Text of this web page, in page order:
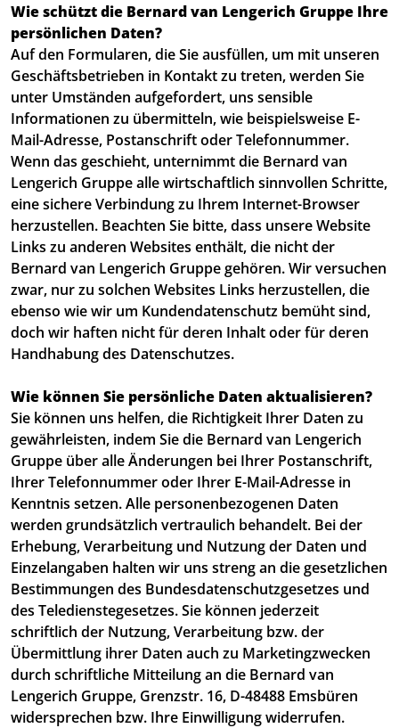
Wie schützt die Bernard van Lengerich Gruppe Ihre
persönlichen Daten?
Auf den Formularen, die Sie ausfüllen, um mit unseren
Geschäftsbetrieben in Kontakt zu treten, werden Sie
unter Umständen aufgefordert, uns sensible
Informationen zu übermitteln, wie beispielsweise E-
Mail-Adresse, Postanschrift oder Telefonnummer.
Wenn das geschieht, unternimmt die Bernard van
Lengerich Gruppe alle wirtschaftlich sinnvollen Schritte,
eine sichere Verbindung zu Ihrem Internet-Browser
herzustellen. Beachten Sie bitte, dass unsere Website
Links zu anderen Websites enthält, die nicht der
Bernard van Lengerich Gruppe gehören. Wir versuchen
zwar, nur zu solchen Websites Links herzustellen, die
ebenso wie wir um Kundendatenschutz bemüht sind,
doch wir haften nicht für deren Inhalt oder für deren
Handhabung des Datenschutzes.
Wie können Sie persönliche Daten aktualisieren?
Sie können uns helfen, die Richtigkeit Ihrer Daten zu
gewährleisten, indem Sie die Bernard van Lengerich
Gruppe über alle Änderungen bei Ihrer Postanschrift,
Ihrer Telefonnummer oder Ihrer E-Mail-Adresse in
Kenntnis setzen. Alle personenbezogenen Daten
werden grundsätzlich vertraulich behandelt. Bei der
Erhebung, Verarbeitung und Nutzung der Daten und
Einzelangaben halten wir uns streng an die gesetzlichen
Bestimmungen des Bundesdatenschutzgesetzes und
des Teledienstegesetzes. Sie können jederzeit
schriftlich der Nutzung, Verarbeitung bzw. der
Übermittlung ihrer Daten auch zu Marketingzwecken
durch schriftliche Mitteilung an die Bernard van
Lengerich Gruppe, Grenzstr. 16, D-48488 Emsbüren
widersprechen bzw. Ihre Einwilligung widerrufen.